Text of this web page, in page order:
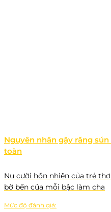
Nguyên nhân gây răng
toàn
Nụ cười hồn nhiên của trẻ
bờ bến của mỗi bậc làm cha
Mức độ đánh giá: